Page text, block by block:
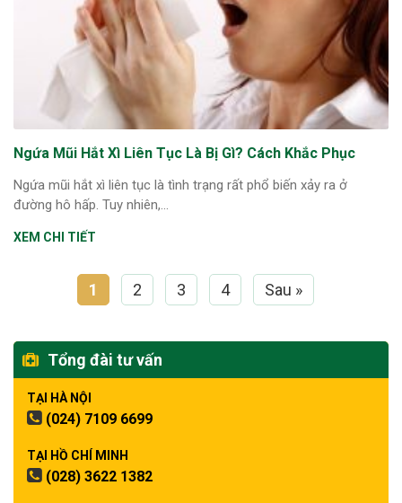
Ngứa Mũi Hắt Xì Liên Tục Là Bị Gì? Cách Khắc Phục
Ngứa mũi hắt xì liên tục là tình trạng rất phổ biến xảy ra ở
đường hô hấp. Tuy nhiên,...
XEM CHI TIẾT
1 2 3 4 Sau »
Tổng đài tư vấn
TẠI HÀ NỘI
(024) 7109 6699
TẠI HỒ CHÍ MINH
(028) 3622 1382